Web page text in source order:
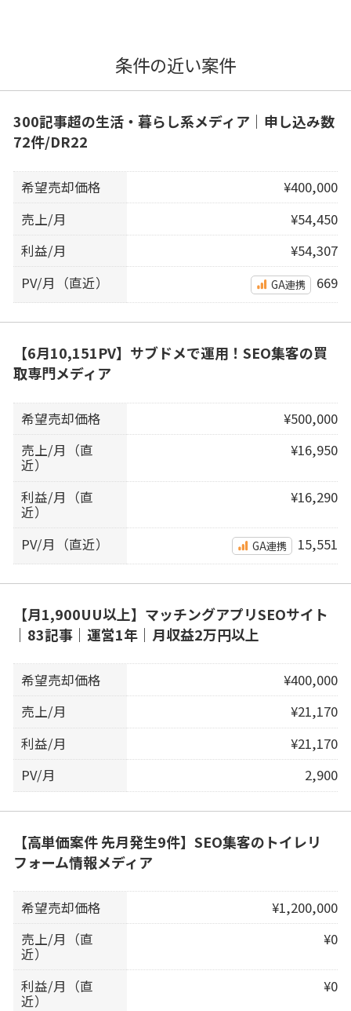
条件の近い案件
300記事超の生活・暮らし系メディア｜申し込み数
72件/DR22
希望売却価格
¥400,000
売上/月
¥54,450
利益/月
¥54,307
PV/月（直近）
GA連携 669
【6月10,151PV】サブドメで運用！SEO集客の買
取専門メディア
希望売却価格
¥500,000
売上/月（直
近）
¥16,950
利益/月（直
近）
¥16,290
PV/月（直近） GA連携 15,551
【月1,900UU以上】マッチングアプリSEOサイト
｜83記事｜運営1年｜月収益2万円以上
希望売却価格
¥400,000
売上/月
¥21,170
利益/月
¥21,170
PV/月
2,900
【高単価案件 先月発生9件】SEO集客のトイレリ
フォーム情報メディア
希望売却価格
¥1,200,000
売上/月（直
近）
¥0
利益/月（直
近）
¥0